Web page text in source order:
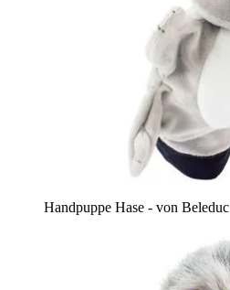
Handpuppe Hase - von Beleduc